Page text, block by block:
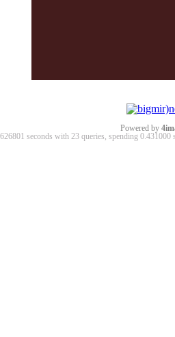
Powered by
seconds with 23 queries, spending